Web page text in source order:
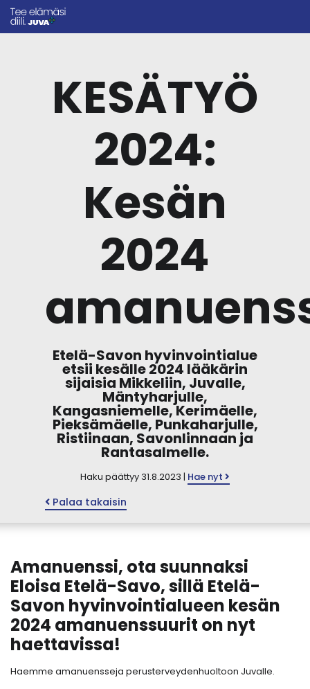
KESÄTYÖ
2024:
Kesän
2024
Etelä-Savon hyvinvointialue
etsii kesälle 2024 lääkärin
sijaisia Mikkeliin, Juvalle,
Mäntyharjulle,
Kangasniemelle, Kerimäelle,
Pieksämäelle, Punkaharjulle,
Ristiinaan, Savonlinnaan ja
Rantasalmelle.
Haku päättyy 31.8.2023 | Hae nyt
Palaa takaisin
Amanuenssi, ota suunnaksi
Eloisa Etelä-Savo, sillä Etelä-
Savon hyvinvointialueen kesän
2024 amanuenssuurit on nyt
haettavissa!
Haemme amanuensseja perusterveydenhuoltoon Juvalle.